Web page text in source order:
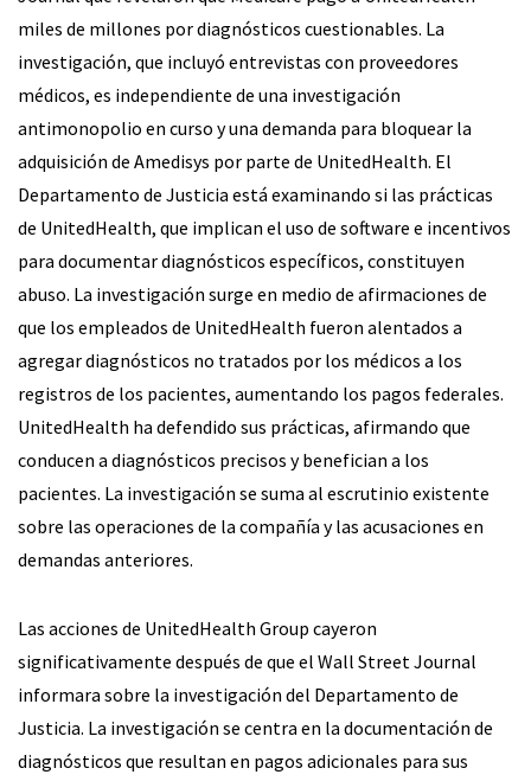
miles de millones por diagnósticos cuestionables. La
investigación, que incluyó entrevistas con proveedores
médicos, es independiente de una investigación
antimonopolio en curso y una demanda para bloquear la
adquisición de Amedisys por parte de UnitedHealth. El
Departamento de Justicia está examinando si las prácticas
de UnitedHealth, que implican el uso de software e incentivos
para documentar diagnósticos específicos, constituyen
abuso. La investigación surge en medio de afirmaciones de
que los empleados de UnitedHealth fueron alentados a
agregar diagnósticos no tratados por los médicos a los
registros de los pacientes, aumentando los pagos federales.
UnitedHealth ha defendido sus prácticas, afirmando que
conducen a diagnósticos precisos y benefician a los
pacientes. La investigación se suma al escrutinio existente
sobre las operaciones de la compañía y las acusaciones en
demandas anteriores.
Las acciones de UnitedHealth Group cayeron
significativamente después de que el Wall Street Journal
informara sobre la investigación del Departamento de
Justicia. La investigación se centra en la documentación de
diagnósticos que resultan en pagos adicionales para sus